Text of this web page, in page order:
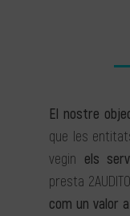
El nostre
que les
vegin els
presta
com un valor